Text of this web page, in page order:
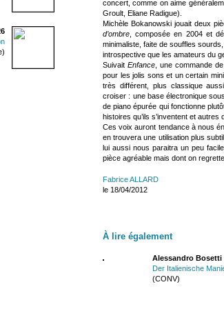
concert, comme on aime
Groult, Eliane Radigue).
Michèle Bokanowski jouait deux
d’ombre , composée en 2004 et
minimaliste, faite de souffles
introspective que les amateurs du
SuivaitEnfance , une commande
pour les jolis sons et un certain
très différent, plus classique
croiser : une base électronique
de piano épurée qui fonctionne
histoires qu’ils s’inventent et autres
Ces voix auront tendance à nous
en trouvera une utilisation plus
lui aussi nous paraitra un peu
pièce agréable mais dont on
Fabrice ALLARD
le 18/04/2012
À lire également
Alessandro Bosetti
Der Italienische
(CONV)